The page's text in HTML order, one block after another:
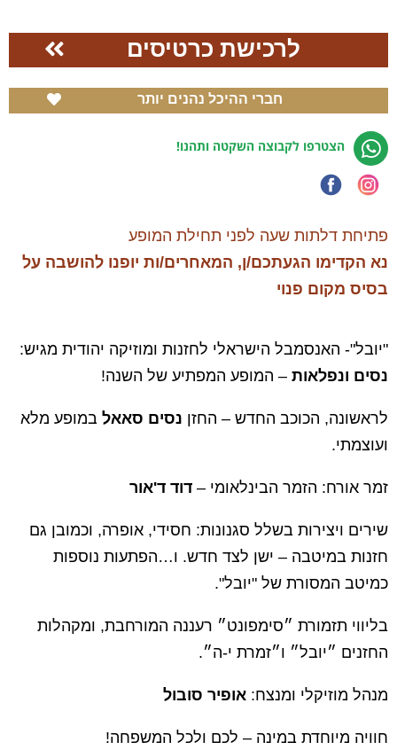
לרכישת כרטיסים
חברי ההיכל נהנים יותר
הצטרפו לקבוצה השקטה ותהנו!
פתיחת דלתות שעה לפני תחילת המופע
נא הקדימו הגעתכם/ן, המאחרים/ות יופנו להושבה על
בסיס מקום פנוי
"יובל"- האנסמבל הישראלי לחזנות ומוזיקה יהודית מגיש:
נסים ונפלאות – המופע המפתיע של השנה!
לראשונה, הכוכב החדש – החזן נסים סאאל במופע מלא
ועוצמתי.
זמר אורח: הזמר הבינלאומי – דוד ד'אור
שירים ויצירות בשלל סגנונות: חסידי, אופרה, וכמובן גם
חזנות במיטבה – ישן לצד חדש. ו…הפתעות נוספות
כמיטב המסורת של "יובל".
בליווי תזמורת ״סימפונט״ רעננה המורחבת, ומקהלות
החזנים ״יובל״ ו״זמרת י-ה״.
מנהל מוזיקלי ומנצח: אופיר סובול
חוויה מיוחדת במינה – לכם ולכל המשפחה!